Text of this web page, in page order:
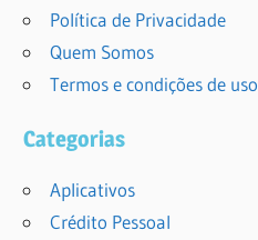
Política de Privacidade
Quem Somos
Termos e condições de uso
Categorias
Aplicativos
Crédito Pessoal